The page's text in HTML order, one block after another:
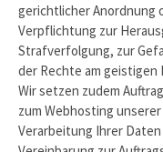
gerichtlicher Anordnung
Verpflichtung zur
Strafverfolgung, zur
der Rechte am geistigen
Wir setzen zudem
zum Webhosting
Verarbeitung Ihrer Daten